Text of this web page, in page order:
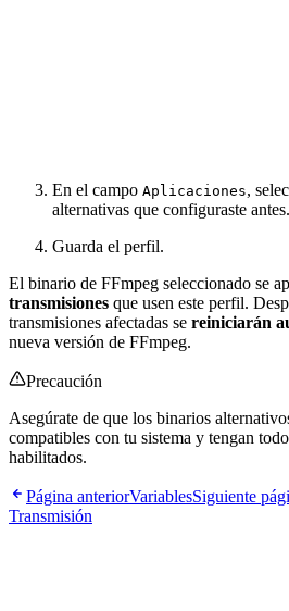
En el campo Aplicaciones,
alternativas que configuraste antes.
Guarda el perfil.
El binario de FFmpeg seleccionado se
transmisiones que usen este perfil.
transmisiones afectadas se reiniciarán
nueva versión de FFmpeg.
Precaución
Asegúrate de que los binarios
compatibles con tu sistema y tengan
habilitados.
Página anteriorVariablesSiguiente
Transmisión